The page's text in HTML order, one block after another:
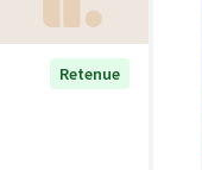
Retenue